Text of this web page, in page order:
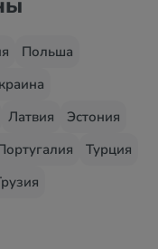
Польша
Латвия
Эстония
Турция